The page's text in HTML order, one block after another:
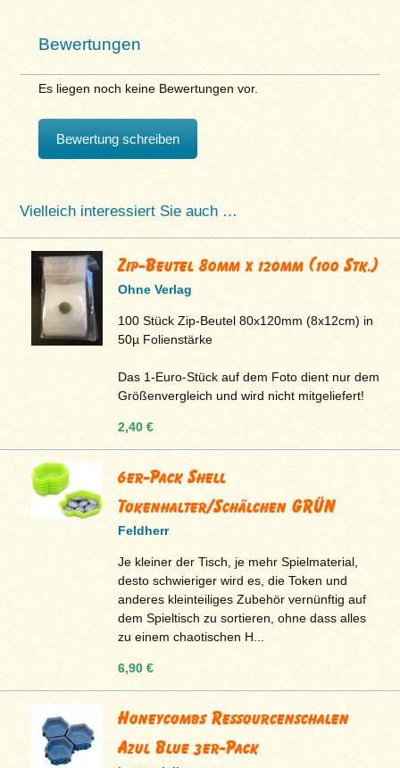
Bewertungen
Es liegen noch keine Bewertungen vor.
Bewertung schreiben
Vielleich interessiert Sie auch …
Zip-Beutel 80mm x 120mm (100 Stk.)
Ohne Verlag
100 Stück Zip-Beutel 80x120mm (8x12cm) in
50µ Folienstärke
Das 1-Euro-Stück auf dem Foto dient nur dem
Größenvergleich und wird nicht mitgeliefert!
2,40 €
6er-Pack Shell
Tokenhalter/Schälchen GRÜN
Feldherr
Je kleiner der Tisch, je mehr Spielmaterial,
desto schwieriger wird es, die Token und
anderes kleinteiliges Zubehör vernünftig auf
dem Spieltisch zu sortieren, ohne dass alles
zu einem chaotischen H...
6,90 €
Honeycombs Ressourcenschalen
Azul Blue 3er-Pack